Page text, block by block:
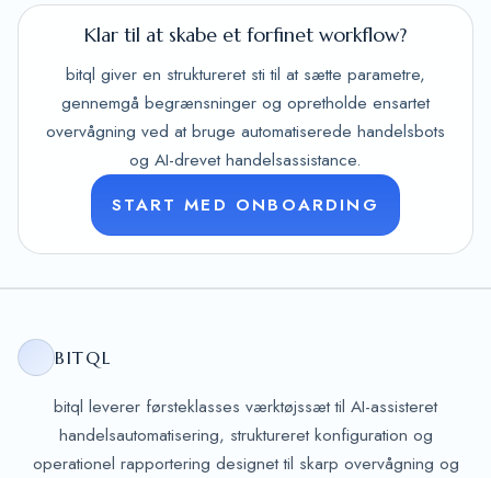
Klar til at skabe et forfinet workflow?
bitql giver en struktureret sti til at sætte parametre,
gennemgå begrænsninger og opretholde ensartet
overvågning ved at bruge automatiserede handelsbots
og AI-drevet handelsassistance.
START MED ONBOARDING
BITQL
bitql leverer førsteklasses værktøjssæt til AI-assisteret
handelsautomatisering, struktureret konfiguration og
operationel rapportering designet til skarp overvågning og